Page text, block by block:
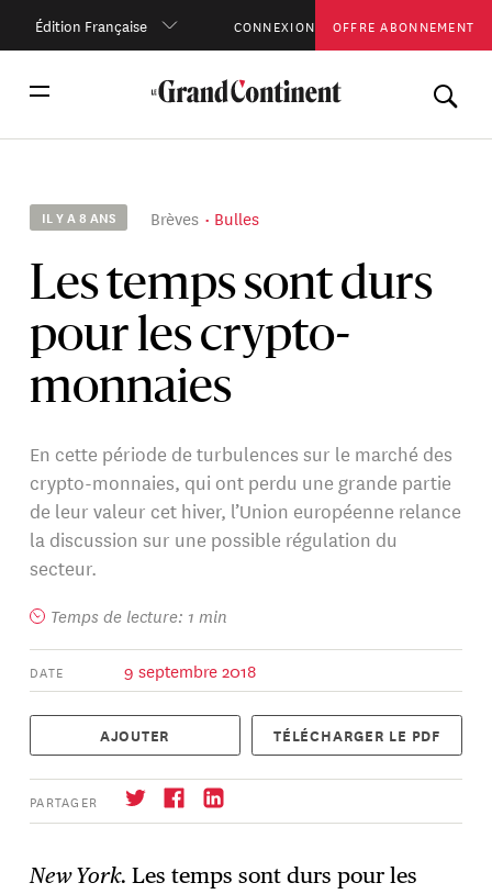
Édition Française CONNEXION OFFRE ABONNEMENT
IL Y A 8 ANS Brèves Bulles
Les temps sont durs
pour les crypto-
monnaies
En cette période de turbulences sur le marché des
crypto-monnaies, qui ont perdu une grande partie
de leur valeur cet hiver, l’Union européenne relance
la discussion sur une possible régulation du
secteur.
Temps de lecture: 1 min
DATE 9 septembre 2018
AJOUTER TÉLÉCHARGER LE PDF
PARTAGER
New York.Les temps sont durs pour les